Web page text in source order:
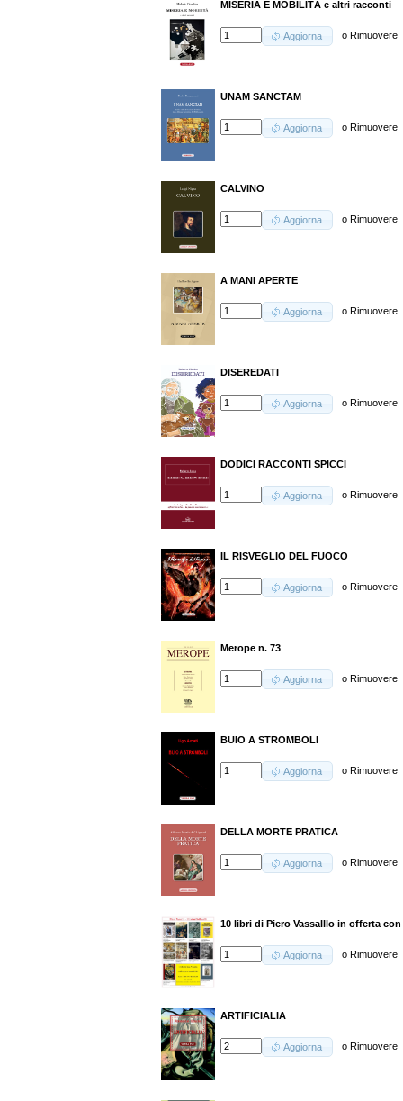
MISERIA E MOBILITÀ e altri racconti
Aggiorna oRimuovere
UNAM SANCTAM
Aggiorna oRimuovere
CALVINO
Aggiorna oRimuovere
A MANI APERTE
Aggiorna oRimuovere
DISEREDATI
Aggiorna oRimuovere
DODICI RACCONTI SPICCI
Aggiorna oRimuovere
IL RISVEGLIO DEL FUOCO
Aggiorna oRimuovere
Merope n. 73
Aggiorna oRimuovere
BUIO A STROMBOLI
Aggiorna oRimuovere
DELLA MORTE PRATICA
Aggiorna oRimuovere
10 libri di Piero Vassalllo in offerta
Aggiorna oRimuovere
ARTIFICIALIA
Aggiorna oRimuovere